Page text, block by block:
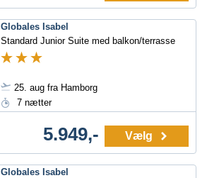
Globales Isabel
Standard Junior Suite med balkon/terrasse
25. aug fra Hamborg
7 nætter
5.949,- Vælg
Globales Isabel